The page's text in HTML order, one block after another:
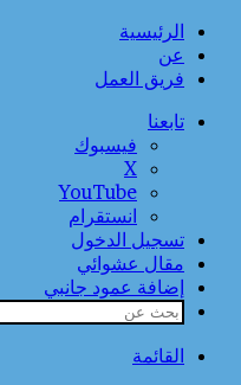
الرئيسية
عن
فريق العمل
تابعنا
فيسبوك
‫X
‫YouTube
انستقرام
تسجيل الدخول
مقال عشوائي
إضافة عمود جانبي
القائمة